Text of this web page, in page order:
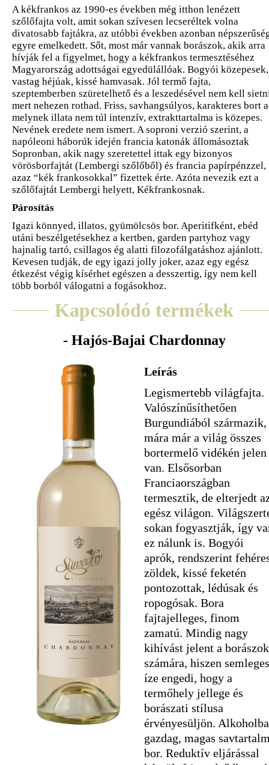
A kékfrankos az 1990-es években még itthon lenézett
szőlőfajta volt, amit sokan szívesen lecseréltek volna
divatosabb fajtákra, az utóbbi években azonban
egyre emelkedett. Sőt, most már vannak borászok, akik arra
hívják fel a figyelmet, hogy a kékfrankos termesztéséhez
Magyarország adottságai egyedülállóak. Bogyói közepesek,
vastag héjúak, kissé hamvasak. Jól termő fajta,
szeptemberben szüretelhető és a leszedésével nem kell
mert nehezen rothad. Friss, savhangsúlyos, karakteres bort
melynek illata nem túl intenzív, extrakttartalma is közepes.
Nevének eredete nem ismert. A soproni verzió szerint, a
napóleoni háborúk idején francia katonák állomásoztak
Sopronban, akik nagy szeretettel ittak egy bizonyos
vörösborfajtát (Lembergi szőlőből) és francia papírpénzzel,
azaz “kék frankosokkal” fizettek érte. Azóta nevezik ezt a
szőlőfajtát Lembergi helyett, Kékfrankosnak.
Párosítás
Igazi könnyed, illatos, gyümölcsös bor. Aperitifként, ebéd
utáni beszélgetésekhez a kertben, garden partyhoz vagy
hajnalig tartó, csillagos ég alatti filozofálgatáshoz ajánlott.
Kevesen tudják, de egy igazi jolly joker, azaz egy egész
étkezést végig kísérhet egészen a desszertig, így nem kell
több borból válogatni a fogásokhoz.
Kapcsolódó termékek
- Hajós-Bajai Chardonnay
Leírás
Legismertebb világfajta.
Valószínűsíthetően
Burgundiából származik,
mára már a világ összes
bortermelő vidékén jelen
van. Elsősorban
Franciaországban
termesztik, de elterjedt
egész világon.
sokan fogyasztják, így
ez nálunk is. Bogyói
aprók, rendszerint
zöldek, kissé feketén
pontozottak, lédúsak és
ropogósak. Bora
fajtajelleges, finom
zamatú. Mindig nagy
kihívást jelent a borászok
számára, hiszen semleges
íze engedi, hogy a
termőhely jellege és
borászati stílusa
érvényesüljön.
gazdag, magas
bor. Reduktív eljárással